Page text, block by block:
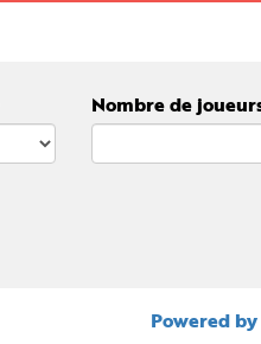
Nombre de
Powered